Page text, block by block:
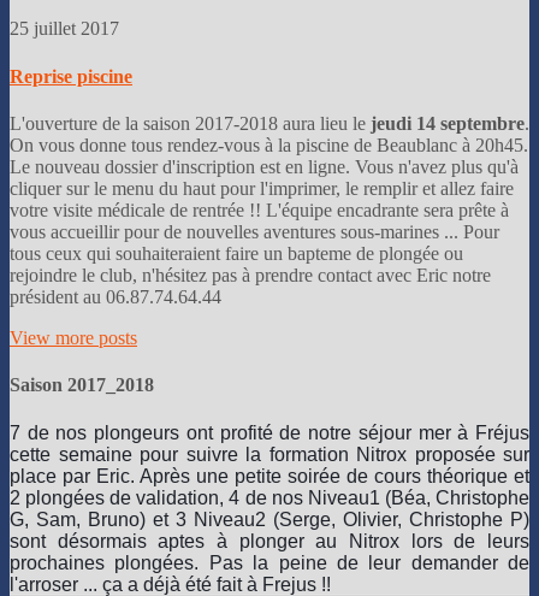
25 juillet 2017
Reprise piscine
L'ouverture de la saison 2017-2018 aura lieu le jeudi 14 septembre.
On vous donne tous rendez-vous à la piscine de Beaublanc à 20h45.
Le nouveau dossier d'inscription est en ligne. Vous n'avez plus qu'à
cliquer sur le menu du haut pour l'imprimer, le remplir et allez faire
votre visite médicale de rentrée !! L'équipe encadrante sera prête à
vous accueillir pour de nouvelles aventures sous-marines ... Pour
tous ceux qui souhaiteraient faire un bapteme de plongée ou
rejoindre le club, n'hésitez pas à prendre contact avec Eric notre
président au 06.87.74.64.44
View more posts
Saison 2017_2018
7 de nos plongeurs ont profité de notre séjour mer à Fréjus
cette semaine pour suivre la formation Nitrox proposée sur
place par Eric. Après une petite soirée de cours théorique et
2 plongées de validation, 4 de nos Niveau1 (Béa, Christophe
G, Sam, Bruno) et 3 Niveau2 (Serge, Olivier, Christophe P)
sont désormais aptes à plonger au Nitrox lors de leurs
prochaines plongées. Pas la peine de leur demander de
l'arroser ... ça a déjà été fait à Frejus !!